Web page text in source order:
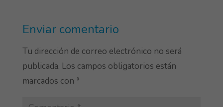
p
p
ok
Enviar comentario
Tu dirección de correo electrónico no será
publicada. Los campos obligatorios están
marcados con *